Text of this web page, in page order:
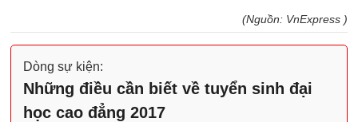
(Nguồn: VnExpress )
Dòng sự kiện:
Những điều cần biết về tuyển sinh đại
học cao đẳng 2017